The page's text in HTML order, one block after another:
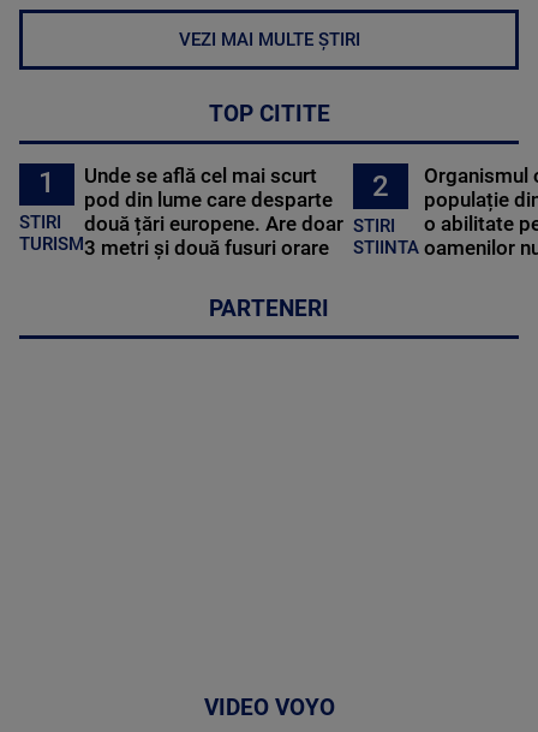
VEZI MAI MULTE ȘTIRI
TOP CITITE
1
STIRI
TURISM
Unde se află cel mai scurt
pod din lume care desparte
două țări europene. Are doar
3 metri și două fusuri orare
2
STIRI
STIINTA
Organismul
populație
o abilitate
oamenilor
PARTENERI
VIDEO VOYO